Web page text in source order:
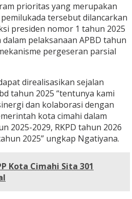
prioritas yang merupakan
tersebut dilancarkan
presiden nomor 1 tahun 2025
pelaksanaan APBD tahun
pergeseran parsial
direalisasikan sejalan
tahun 2025 “tentunya kami
dan kolaborasi dengan
kota cimahi dalam
2025-2029, RKPD tahun 2026
2025” ungkap Ngatiyana.
Kota Cimahi Sita 301